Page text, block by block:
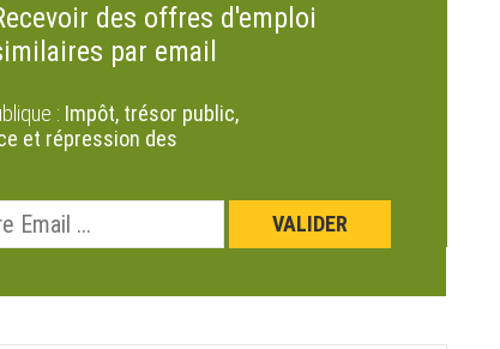
des offres d'emploi
par email
: Impôt, trésor public,
et répression des